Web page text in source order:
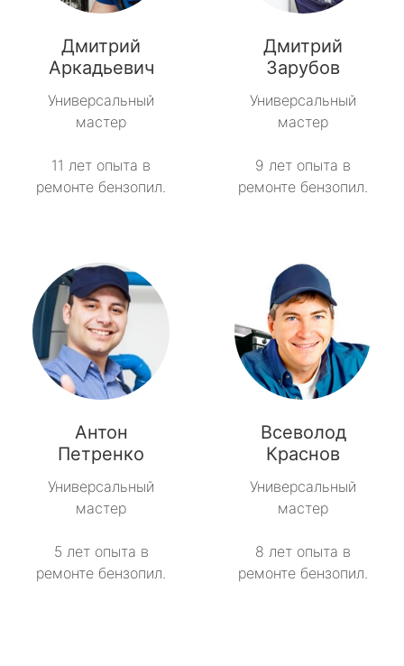
Дмитрий
Аркадьевич
Универсальный
мастер
11 лет опыта в
ремонте бензопил.
Дмитрий
Зарубов
Универсальный
мастер
9 лет опыта в
ремонте бензопил.
Антон
Петренко
Универсальный
мастер
5 лет опыта в
ремонте бензопил.
Всеволод
Краснов
Универсальный
мастер
8 лет опыта в
ремонте бензопил.